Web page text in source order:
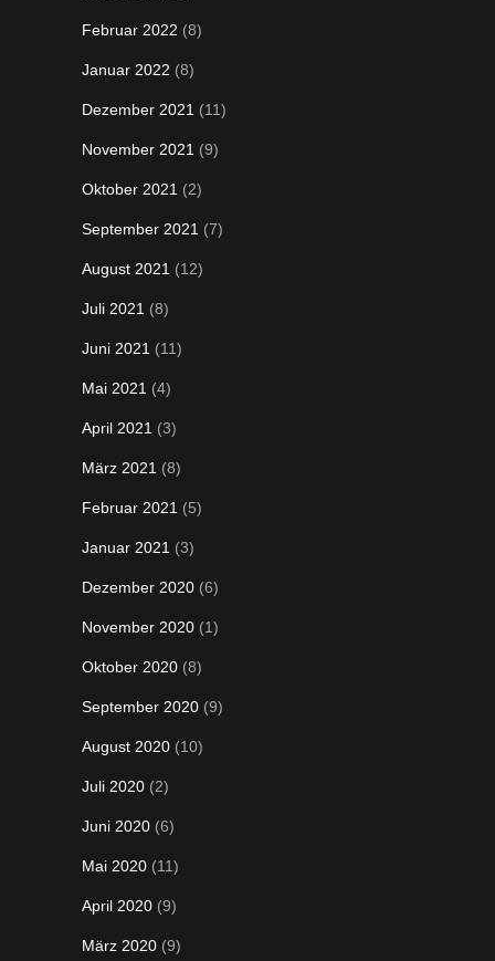
Februar 2022 (8)
Januar 2022 (8)
Dezember 2021 (11)
November 2021 (9)
Oktober 2021 (2)
September 2021 (7)
August 2021 (12)
Juli 2021 (8)
Juni 2021 (11)
Mai 2021 (4)
April 2021 (3)
März 2021 (8)
Februar 2021 (5)
Januar 2021 (3)
Dezember 2020 (6)
November 2020 (1)
Oktober 2020 (8)
September 2020 (9)
August 2020 (10)
Juli 2020 (2)
Juni 2020 (6)
Mai 2020 (11)
April 2020 (9)
März 2020 (9)